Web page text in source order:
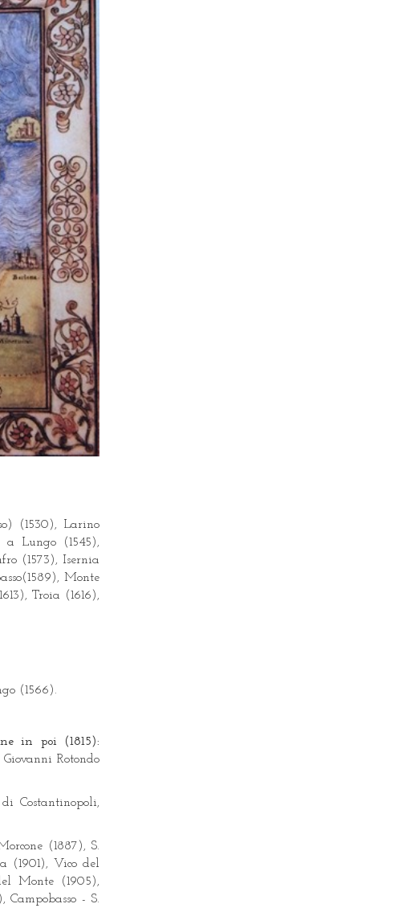
(1530), Larino
a Lungo (1545),
(1573), Isernia
Monte
Troia (1616),
(1566).
in poi (1815):
Giovanni Rotondo
Costantinopoli,
(1887), S.
(1901), Vico del
Monte (1905),
- S.